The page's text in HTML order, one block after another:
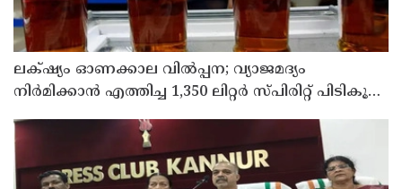
ലക്‌ഷ്യം ഓണക്കാല വിൽപ്പന; വ്യാജമദ്യം
നിർമിക്കാൻ എത്തിച്ച 1,350 ലിറ്റർ സ്പിരിറ്റ് പിടികൂടി;